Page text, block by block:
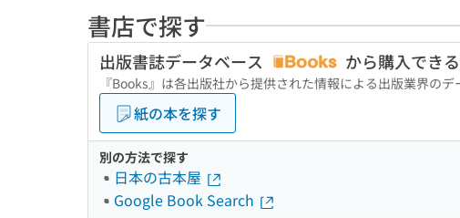
書店で探す
出版書誌データベース から購入でき
『Books』は各出版社から提供された情報による出版業界の
紙の本を探す
別の方法で探す
日本の古本屋
Google Book Search